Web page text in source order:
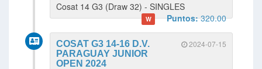
Cosat 14 G3 (Draw 32) - SINGLES
W Puntos:320.00
2024-07-15
COSAT G3 14-16 D.V.
PARAGUAY JUNIOR
OPEN 2024